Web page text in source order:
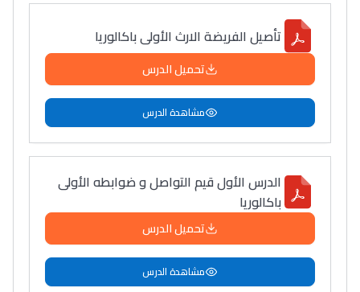
تأصیل الفریضة الارث الأولى باكالوريا
تحميل الدرس
مشاهدة الدرس
الدرس الأول قیم التواصل و ضوابطه الأولى
باكالوريا
تحميل الدرس
مشاهدة الدرس